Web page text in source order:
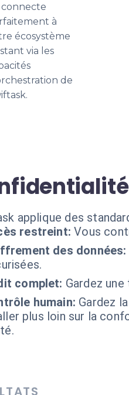
connecte
à
écosystème
via les
de
applique des
restreint: Vous
des données:
complet: Gardez
humain: Gardez
plus loin sur la